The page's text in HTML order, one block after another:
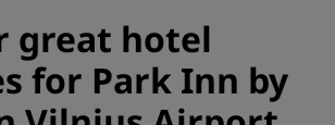
great hotel
for Park Inn by